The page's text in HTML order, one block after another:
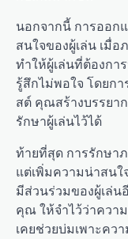
นอกจากนี้ การออก
สนใจของผู้เล่น เมื่
ทำให้ผู้เล่นที่ต้องกา
รู้สึกไม่พอใจ โดยก
สต์ คุณสร้างบรรยา
รักษาผู้เล่นไว้ได้
ท้ายที่สุด การรักษา
แต่เพิ่มความน่าสนใ
มีส่วนร่วมของผู้เล่
คุณ ให้จำไว้ว่าควา
เคยช่วยบ่มเพาะค